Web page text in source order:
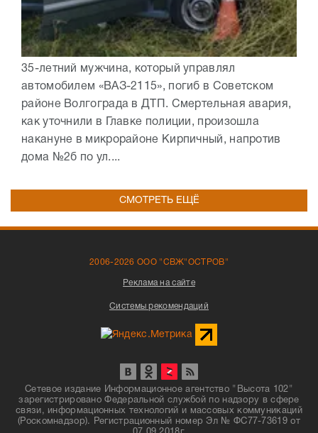
35-летний мужчина, который управлял
автомобилем «ВАЗ-2115», погиб в Советском
районе Волгограда в ДТП. Смертельная авария,
как уточнили в Главке полиции, произошла
накануне в микрорайоне Кирпичный, напротив
дома №2б по ул....
СМОТРЕТЬ ЕЩЁ
2006-2026 ООО "СВЖ"ОСТРОВ"
Реклама на сайте
Системы рекомендаций
Сетевое издание Информационное агентство "Высота 102"
зарегистрировано Федеральной службой по надзору в сфере
связи, информационных технологий и массовых коммуникаций
(Роскомнадзор). Регистрационный номер Эл № ФС77-73619 от